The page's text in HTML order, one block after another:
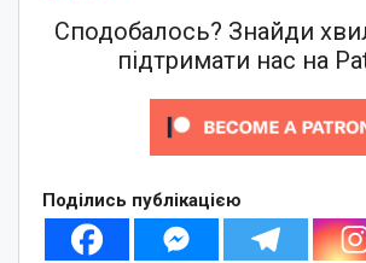
Сподобалось? Знайди
підтримати нас на
Поділись публікацією